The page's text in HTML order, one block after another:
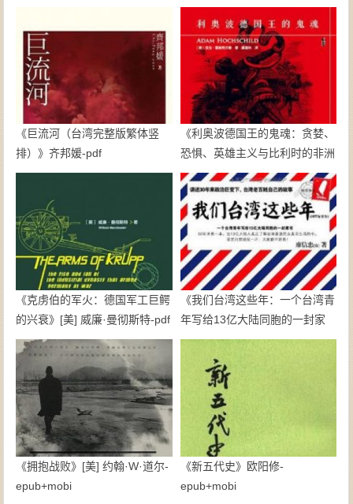
《巨流河（台湾完整版繁体竖
排）》齐邦媛-pdf
《利奥波德国王的鬼魂：贪婪、
恐惧、英雄主义与比利时的非洲
殖民地》亚当·霍赫希尔德-pdf
《克虏伯的军火：德国军工巨鳄
的兴衰》[美] 威廉·曼彻斯特-pdf
《我们台湾这些年：一个台湾青
年写给13亿大陆同胞的一封家
书》廖信忠-epub+mobi
《拥抱战败》[美] 约翰·W·道尔-
epub+mobi
《新五代史》欧阳修-
epub+mobi